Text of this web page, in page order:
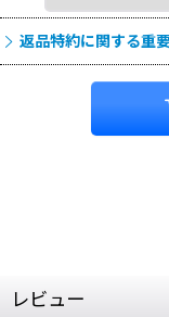
返品特約に関する重
レビュー